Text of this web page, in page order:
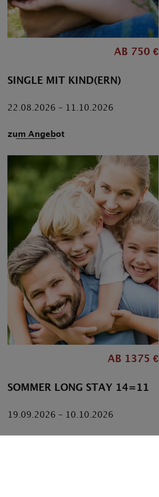
AB 750 €
SINGLE MIT KIND(ERN)
22.08.2026 - 11.10.2026
zum Angebot
AB 1375 €
SOMMER LONG STAY 14=11
19.09.2026 - 10.10.2026